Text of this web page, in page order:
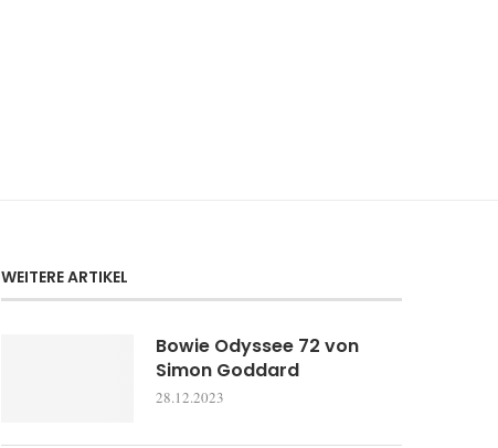
WEITERE ARTIKEL
Bowie Odyssee 72 von
Simon Goddard
28.12.2023